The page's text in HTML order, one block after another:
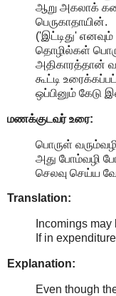
ஆறு அகலாக்
பெருகாதாயின்.
('இட்டிது'
தொழில்கள்
அதிகாரத்தான்
கூட்டி
ஒப்பினும் கேடு
மணக்குடவர் உரை:
பொருள்
அது போம்வழி
செலவு செய்ய
Translation:
Incomings
If in
Explanation:
Even though